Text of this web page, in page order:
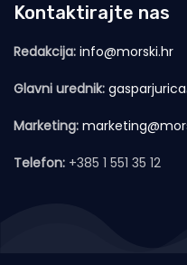
Kontaktirajte nas
Redakcija: info@morski.hr
Glavni urednik:
Marketing:
Telefon: +385 1 551 35 12